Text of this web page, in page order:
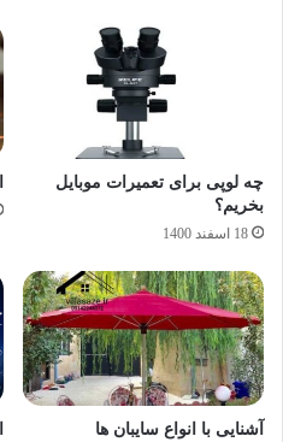
چه لوپی برای تعمیرات موبایل
بخریم؟
18 اسفند 1400
آشنایی با انواع سایبان ها